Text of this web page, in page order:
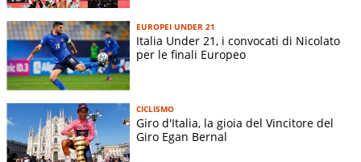
EUROPEI UNDER 21
Italia Under 21, i convocati di Nicolato
per le finali Europeo
CICLISMO
Giro d'Italia, la gioia del Vincitore del
Giro Egan Bernal